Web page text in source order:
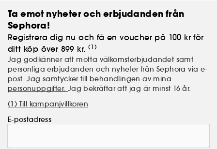
Ta emot nyheter och erbjudanden från
Sephora!
Registrera dig nu och få en voucher på 100 kr för
ditt köp över 899 kr. (1)
Jag godkänner att motta välkomsterbjudandet samt
personliga erbjudanden och nyheter från Sephora via e-
post. Jag samtycker till behandlingen av mina
personuppgifter. Jag bekräftar att jag är minst 16 år.
(1) Till kampanjvillkoren
E-postadress